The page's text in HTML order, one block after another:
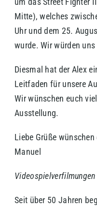
Mitte), welches
Uhr und dem 25.
wurde. Wir würden
Diesmal hat der Alex
Leitfaden für unsere
Wir wünschen euch
Ausstellung.
Liebe Grüße
Manuel
Seit über 50 Jahren